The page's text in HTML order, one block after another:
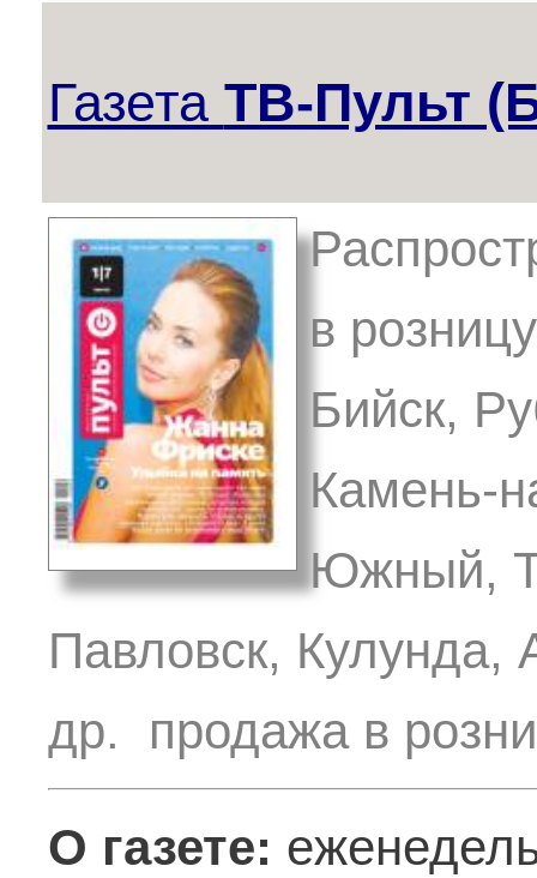
Газета ТВ-Пульт
в
Бийск,
Камень-
Южный,
Павловск, Кулунда,
др. продажа в
О газете: